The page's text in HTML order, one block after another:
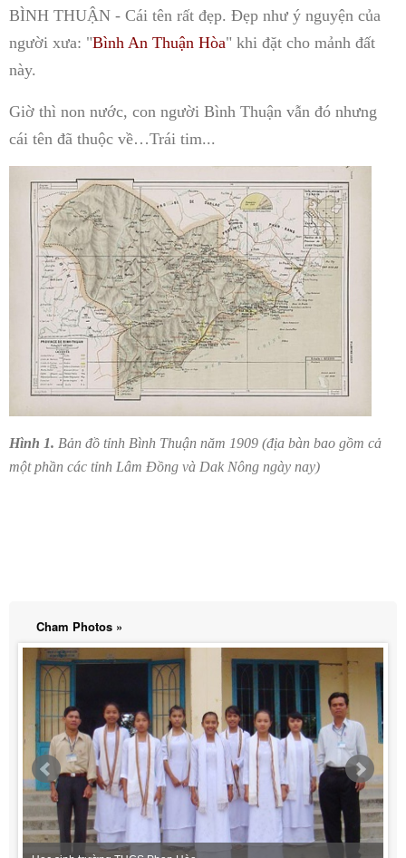
BÌNH THUẬN - Cái tên rất đẹp. Đẹp như ý nguyện của
người xưa: "Bình An Thuận Hòa" khi đặt cho mảnh đất
này.
Giờ thì non nước, con người Bình Thuận vẫn đó nhưng
cái tên đã thuộc về…Trái tim...
Hình 1. Bản đồ tỉnh Bình Thuận năm 1909 (địa bàn bao gồm cả
một phần các tỉnh Lâm Đồng và Dak Nông ngày nay)
Cham Photos »